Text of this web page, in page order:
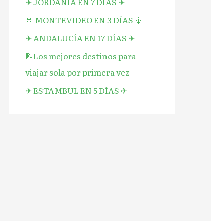
🚢 MONTEVIDEO EN 3 DÍAS 🚢
✈︎ ANDALUCÍA EN 17 DÍAS ✈︎
📝Los mejores destinos para
viajar sola por primera vez
✈︎ ESTAMBUL EN 5 DÍAS ✈︎